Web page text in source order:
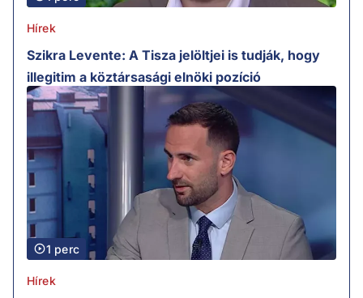
Hírek
Szikra Levente: A Tisza jelöltjei is tudják, hogy
illegitim a köztársasági elnöki pozíció
1 perc
Hírek